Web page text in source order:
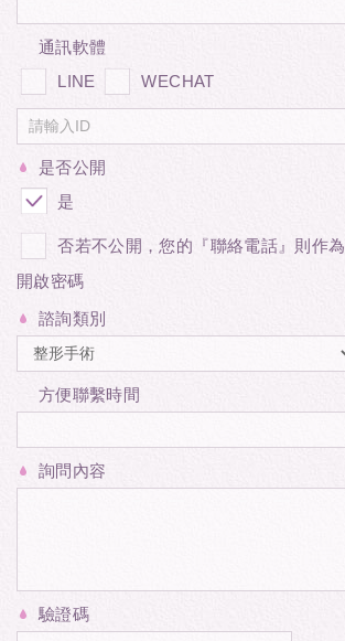
通訊軟體
LINE
WECHAT
是否公開
是
否若不公開，您的『聯絡電話』則作為
開啟密碼
諮詢類別
方便聯繫時間
詢問內容
驗證碼